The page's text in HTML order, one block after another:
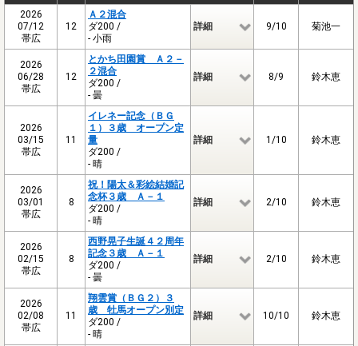
2026
07/12
帯広
12
Ａ２混合
ダ200 /
- 小雨
詳細 9/10 菊池一
2026
06/28
帯広
12
とかち田園賞 Ａ２－
２混合
ダ200 /
- 曇
詳細 8/9 鈴木恵
2026
03/15
帯広
11
イレネー記念（ＢＧ
１）３歳 オープン定
量
ダ200 /
- 晴
詳細 1/10 鈴木恵
2026
03/01
帯広
8
祝！陽太＆彩絵結婚記
念杯３歳 Ａ－１
ダ200 /
- 晴
詳細 2/10 鈴木恵
2026
02/15
帯広
8
西野晃子生誕４２周年
記念３歳 Ａ－１
ダ200 /
- 曇
詳細 2/10 鈴木恵
2026
02/08
帯広
11
翔雲賞（ＢＧ２）３
歳 牡馬オープン別定
ダ200 /
- 晴
詳細 10/10 鈴木恵